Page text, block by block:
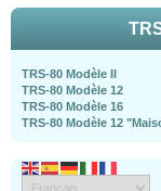
TRS-80 Modèle II
TRS-80 Modèle 12
TRS-80 Modèle 16
TRS-80 Modèle 12